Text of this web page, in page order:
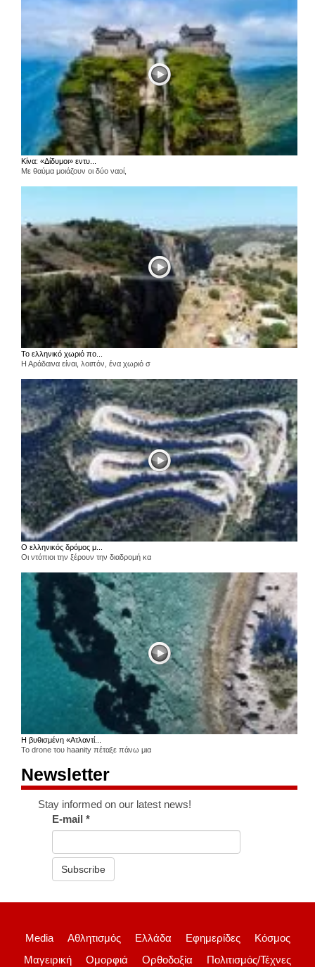
Κίνα: «Δίδυμοι» εντυ...
Με θαύμα μοιάζουν οι δύο ναοί,
Το ελληνικό χωριό πο...
Η Αράδαινα είναι, λοιπόν, ένα χωριό σ
Ο ελληνικός δρόμος μ...
Οι ντόπιοι την ξέρουν την διαδρομή κα
Η βυθισμένη «Ατλαντί...
Το drone του haanity πέταξε πάνω μια
Newsletter
Stay informed on our latest news!
E-mail*
Subscribe
Media Αθλητισμός Ελλάδα Εφημερίδες
Κόσμος
Μαγειρική
Ομορφιά Ορθοδοξία Πολιτισμός/Τέχνες